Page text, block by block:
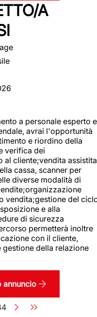
A
a personale esperto e
avrai l'opportunità
e riordino della
verifica dei
al cliente;vendita assistita
cassa, scanner per
diverse modalità di
vendita;gestione del
e alla
di sicurezza
permetterà inoltre
con il cliente,
della relazione
annuncio